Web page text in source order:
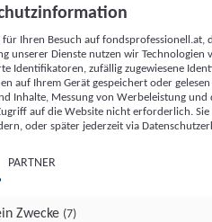
Messung von Werbeleistung
sowie Zielgruppenforschung.
Online-Kennungen (z. B. login-
Kennungen,
zusammen mit anderen
Browserinformationen,
Technologien usw.) auf
dort ausgelesen werden, um es
es eine App oder einer Webseite
mehrere der hier aufgeführten
für Ihren Besuch auf
unserer Dienste nutzen wir Technologien
Identifikatoren, zufällig zugewiesene
auf Ihrem Gerät gespeichert oder
Inhalte, Messung von Werbeleistung
auf die Website nicht erforderlich.
oder später jederzeit via
PARTNER
Zwecke (7)